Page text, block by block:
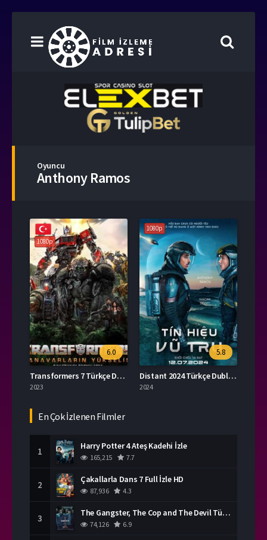
Oyuncu
Anthony Ramos
1080p
6.0
Transformers 7 Türkçe Dublaj Full İzle
2023
1080p
5.8
Distant 2024 Türkçe Dublaj İzle
2024
En Çok İzlenen Filmler
1 Harry Potter 4 Ateş Kadehi İzle
165,215 7.7
2 Çakallarla Dans 7 Full İzle HD
87,936 4.3
3 The Gangster, The Cop and The Devil Türkçe Dublaj İzle
74,126 6.9